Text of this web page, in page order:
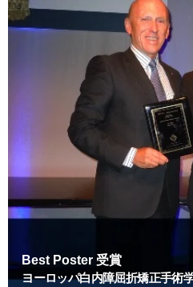
Best Poster 受賞
ヨーロッパ白内障屈折矯正手術